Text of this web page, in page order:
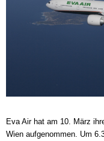
Eva Air hat am 10. März
Wien aufgenommen. Um